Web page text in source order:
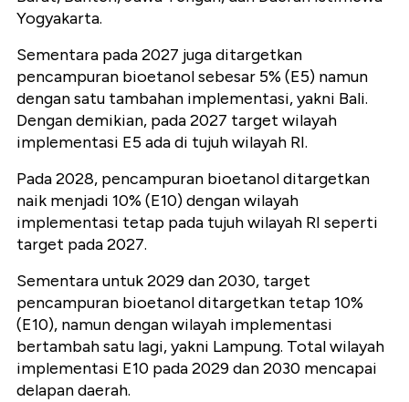
Yogyakarta.
Sementara pada 2027 juga ditargetkan
pencampuran bioetanol sebesar 5% (E5) namun
dengan satu tambahan implementasi, yakni Bali.
Dengan demikian, pada 2027 target wilayah
implementasi E5 ada di tujuh wilayah RI.
Pada 2028, pencampuran bioetanol ditargetkan
naik menjadi 10% (E10) dengan wilayah
implementasi tetap pada tujuh wilayah RI seperti
target pada 2027.
Sementara untuk 2029 dan 2030, target
pencampuran bioetanol ditargetkan tetap 10%
(E10), namun dengan wilayah implementasi
bertambah satu lagi, yakni Lampung. Total wilayah
implementasi E10 pada 2029 dan 2030 mencapai
delapan daerah.